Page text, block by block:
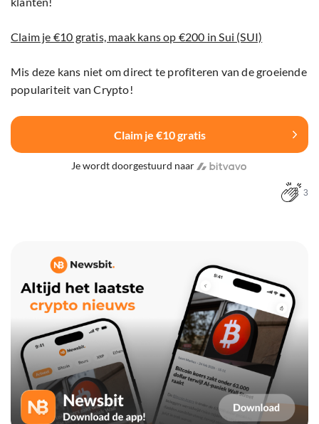
Claim je €10 gratis, maak kans op €200 in Sui (SUI)
Mis deze kans niet om direct te profiteren van de groeiende
populariteit van Crypto!
Claim je €10 gratis
Je wordt doorgestuurd naar
3